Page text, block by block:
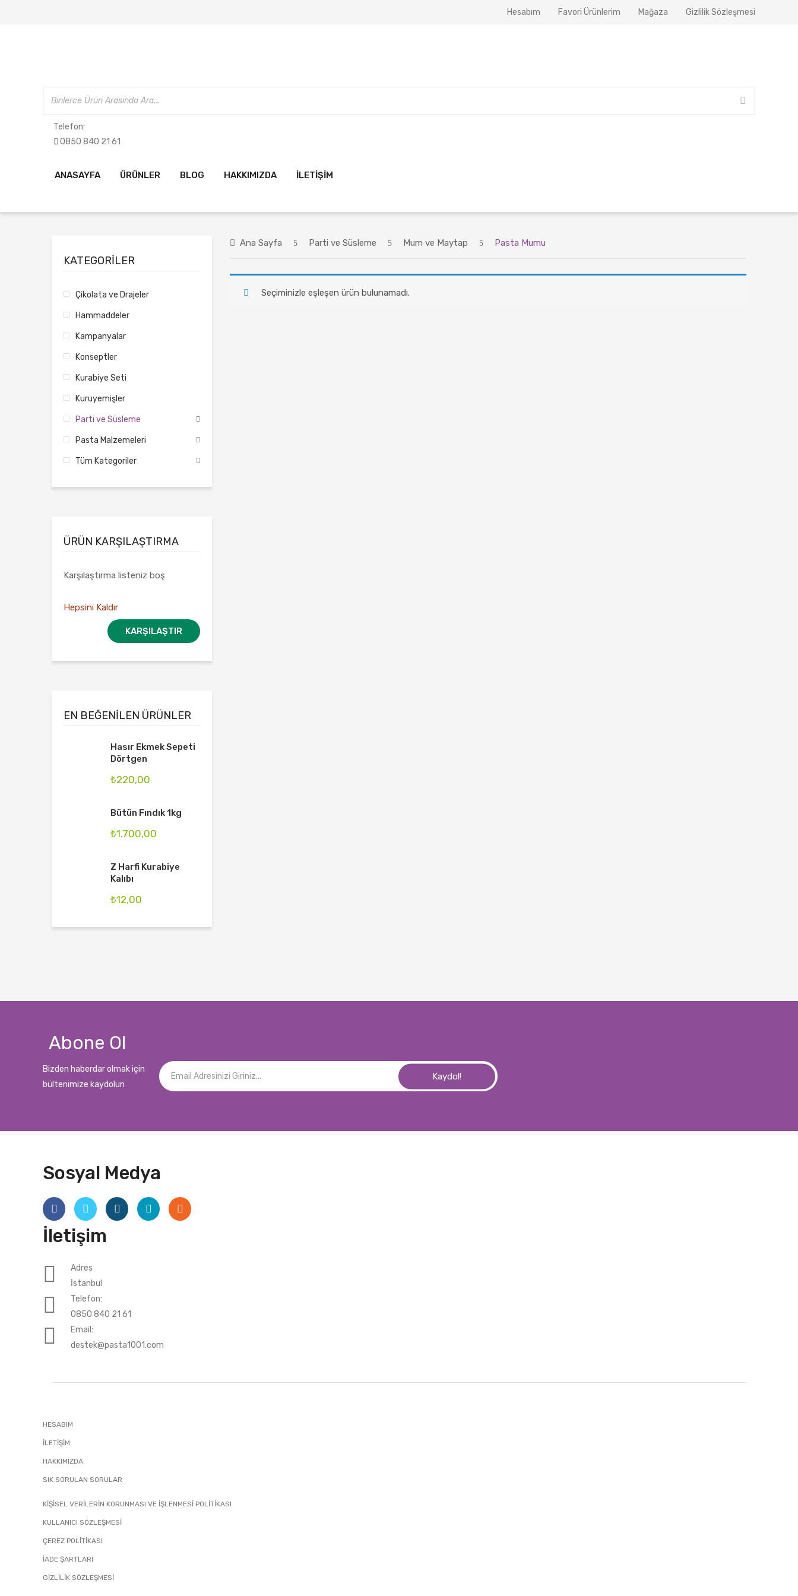
Hesabım Favori Ürünlerim Mağaza Gizlilik Sözleşmesi
Telefon:
0850 840 21 61
ANASAYFA ÜRÜNLER BLOG HAKKIMIZDA İLETIŞIM
Ana Sayfa Parti ve Süsleme Mum ve Maytap Pasta Mumu
Seçiminizle eşleşen ürün bulunamadı.
KATEGORILER
Çikolata ve Drajeler
Hammaddeler
Kampanyalar
Konseptler
Kurabiye Seti
Kuruyemişler
Parti ve Süsleme
Pasta Malzemeleri
Tüm Kategoriler
ÜRÜN KARŞILAŞTIRMA
Karşılaştırma listeniz boş
Hepsini Kaldır
KARŞILAŞTIR
EN BEĞENILEN ÜRÜNLER
Hasır Ekmek Sepeti
Dörtgen
₺220,00
Bütün Fındık 1kg
₺1.700,00
Z Harfi Kurabiye
Kalıbı
₺12,00
Abone Ol
Bizden haberdar olmak için
bültenimize kaydolun
Kaydol!
Sosyal Medya
İletişim
Adres
İstanbul
Telefon:
0850 840 21 61
Email:
destek@pasta1001.com
HESABIM
İLETIŞIM
HAKKIMIZDA
SIK SORULAN SORULAR
KİŞİSEL VERİLERİN KORUNMASI VE İŞLENMESİ POLİTİKASI
KULLANICI SÖZLEŞMESİ
ÇEREZ POLİTİKASI
İADE ŞARTLARI
GIZLILIK SÖZLEŞMESI